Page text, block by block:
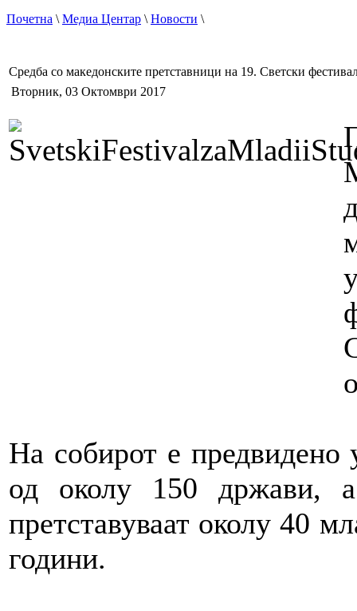
Почетна \Медиа Центар \Новости \
Средба со македонските претставници на 19. Светски
Вторник, 03 Октомври 2017
На собирот е предвидено
од околу 150 држави,
претставуваат околу 40
години.